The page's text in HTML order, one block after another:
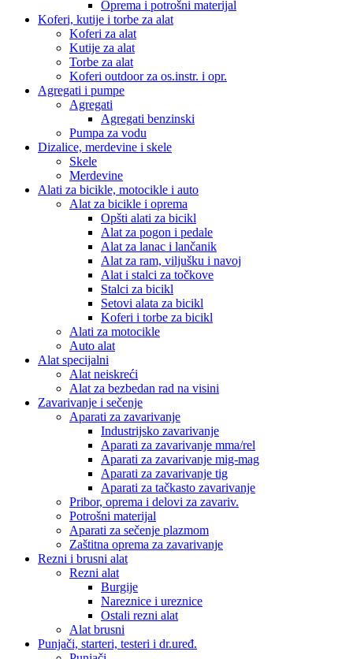
Oprema i potrošni materijal
Koferi, kutije i torbe za alat
Koferi za alat
Kutije za alat
Torbe za alat
Koferi outdoor za os.instr. i opr.
Agregati i pumpe
Agregati
Agregati benzinski
Pumpa za vodu
Dizalice, merdevine i skele
Skele
Merdevine
Alati za bicikle, motocikle i auto
Alat za bicikle i oprema
Opšti alati za bicikl
Alat za pogon i pedale
Alat za lanac i lančanik
Alat za ram, viljušku i navoj
Alat i stalci za točkove
Stalci za bicikl
Setovi alata za bicikl
Koferi i torbe za bicikl
Alati za motocikle
Auto alat
Alat specijalni
Alat neiskreći
Alat za bezbedan rad na visini
Zavarivanje i sečenje
Aparati za zavarivanje
Industrijsko zavarivanje
Aparati za zavarivanje mma/rel
Aparati za zavarivanje mig-mag
Aparati za zavarivanje tig
Aparati za tačkasto zavarivanje
Pribor, oprema i delovi za zavariv.
Potrošni materijal
Aparati za sečenje plazmom
Zaštitna oprema za zavarivanje
Rezni i brusni alat
Rezni alat
Burgije
Nareznice i ureznice
Ostali rezni alat
Alat brusni
Punjači, starteri, testeri i dr.uređ.